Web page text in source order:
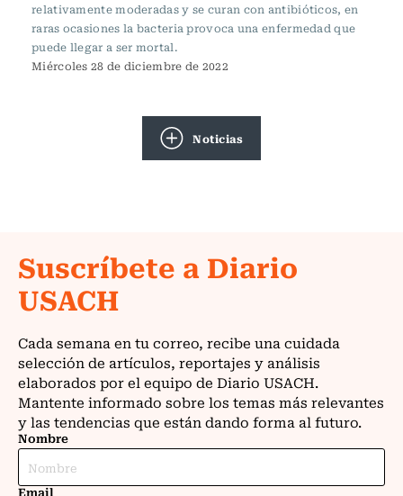
relativamente moderadas y se curan con antibióticos, en
raras ocasiones la bacteria provoca una enfermedad que
puede llegar a ser mortal.
Miércoles 28 de diciembre de 2022
Noticias